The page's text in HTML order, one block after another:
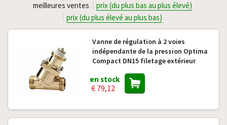
meilleures ventes
prix (du plus bas au plus élevé)
prix (du plus élevé au plus bas)
Vanne de régulation à 2 voies
indépendante de la pression Optima
Compact DN15 filetage extérieur
en stock
€ 79,12